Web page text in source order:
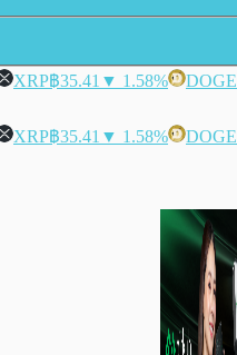
XRP฿35.41 ▼ 1.58% DOGE
XRP฿35.41 ▼ 1.58% DOGE